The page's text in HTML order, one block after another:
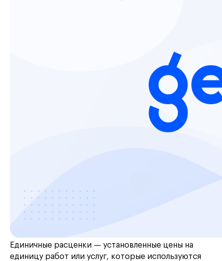
Единичные расценки — установленные цены на
единицу работ или услуг, которые используются